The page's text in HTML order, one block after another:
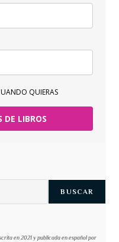
QUIERAS
DE LIBROS
BUSCAR
en 2021 y publicada en español por